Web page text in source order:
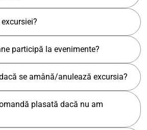
participă la evenimente?
se amână/anulează excursia?
plasată dacă nu am